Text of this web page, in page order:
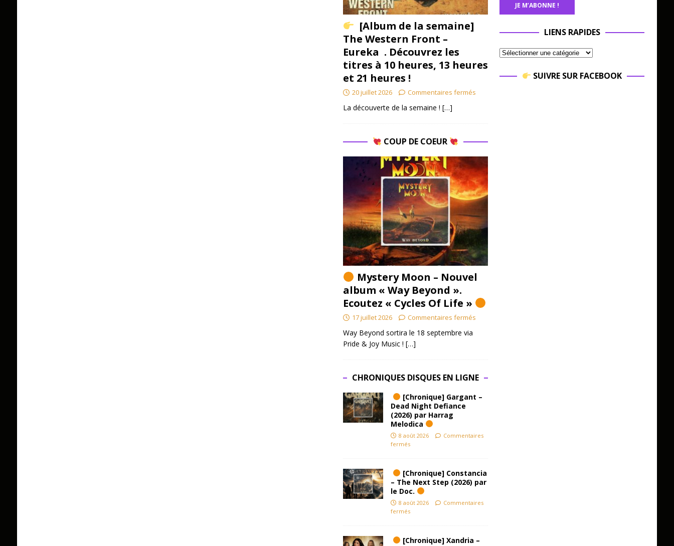
[Album de la semaine]
The Western Front –
Eureka . Découvrez les
titres à 10 heures, 13 heures
et 21 heures !
20 juillet 2026 Commentaires fermés
La découverte de la semaine ! […]
COUP DE COEUR
Mystery Moon – Nouvel
album « Way Beyond ».
Ecoutez « Cycles Of Life »
17 juillet 2026 Commentaires fermés
Way Beyond sortira le 18 septembre via
Pride & Joy Music ! […]
CHRONIQUES DISQUES EN LIGNE
[Chronique] Gargant –
Dead Night Defiance
(2026) par Harrag
Melodica
8 août 2026
Commentaires
fermés
[Chronique] Constancia
– The Next Step (2026) par
le Doc.
8 août 2026
Commentaires
fermés
[Chronique] Xandria –
LIENS RAPIDES
SUIVRE SUR FACEBOOK